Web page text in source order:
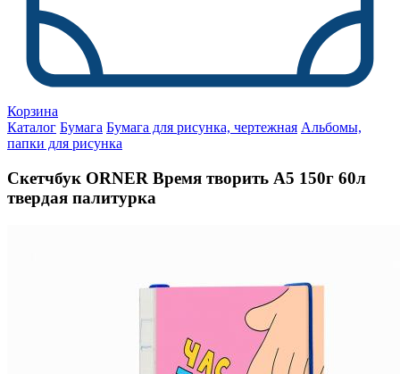
Корзина
Каталог Бумага Бумага для рисунка, чертежная Альбомы,
папки для рисунка
Скетчбук ORNER Время творить А5 150г 60л
твердая палитурка